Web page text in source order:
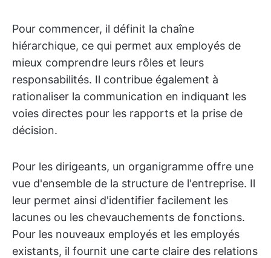
Pour commencer, il définit la chaîne
hiérarchique, ce qui permet aux employés de
mieux comprendre leurs rôles et leurs
responsabilités. Il contribue également à
rationaliser la communication en indiquant les
voies directes pour les rapports et la prise de
décision.
Pour les dirigeants, un organigramme offre une
vue d'ensemble de la structure de l'entreprise. Il
leur permet ainsi d'identifier facilement les
lacunes ou les chevauchements de fonctions.
Pour les nouveaux employés et les employés
existants, il fournit une carte claire des relations